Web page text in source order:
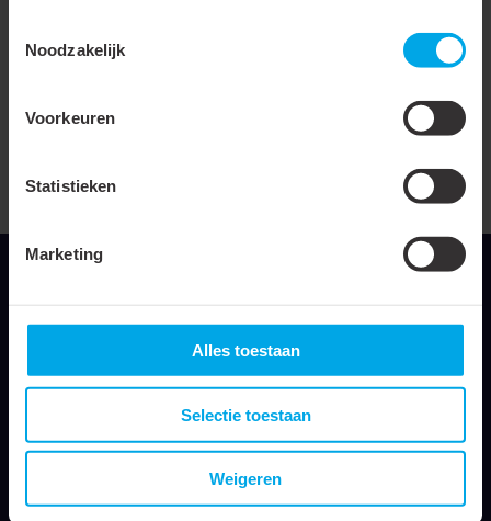
Noodzakelijk
Voorkeuren
Statistieken
Marketing
Alles toestaan
Selectie toestaan
Weigeren
Geschikt voor max. aantal
Toebehoren
Klemko Techniek B.V.
Nieuwegracht 26
info@klemko.nl